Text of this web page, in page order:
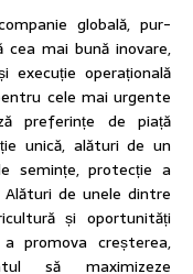
globală, pur-
cea mai bună inovare,
execuție operațională
cele mai urgente
preferințe de piață
unică, alături de un
semințe, protecție a
de unele dintre
și oportunități
promova creșterea,
să maximizeze